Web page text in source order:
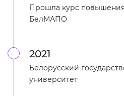
Прошла курс
БелМАПО
2021
Белорусский
университет